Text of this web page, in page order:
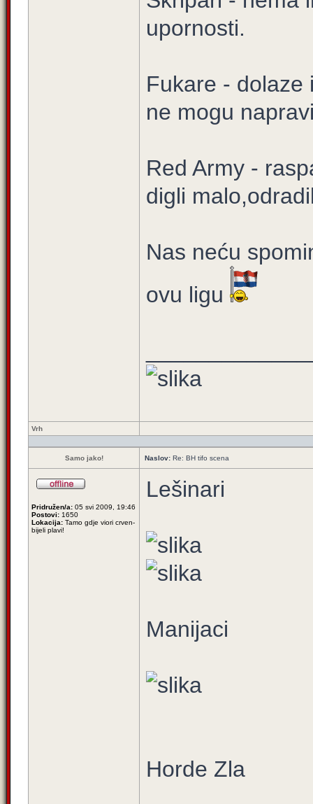
upornosti.
Fukare - dolaze
ne mogu
Red Army -
digli
Nas neću
ovu ligu
Vrh
Samo jako! Naslov: Re: BH tifo scena
Pridružen/a: 05 svi 2009, 19:46
Postovi: 1650
Lokacija: Tamo gdje viori crven-
bijeli plavi!
Lešinari
Manijaci
Horde Zla